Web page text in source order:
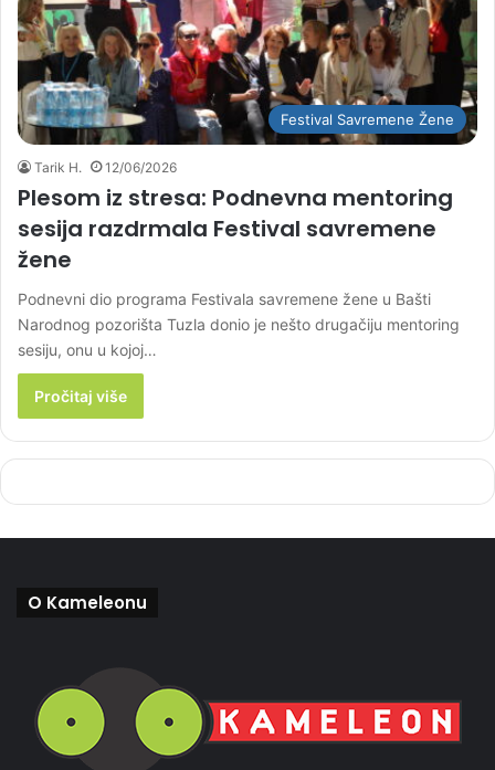
Festival Savremene Žene
Tarik H. 12/06/2026
Plesom iz stresa: Podnevna mentoring
sesija razdrmala Festival savremene
žene
Podnevni dio programa Festivala savremene žene u Bašti
Narodnog pozorišta Tuzla donio je nešto drugačiju mentoring
sesiju, onu u kojoj…
Pročitaj više
O Kameleonu